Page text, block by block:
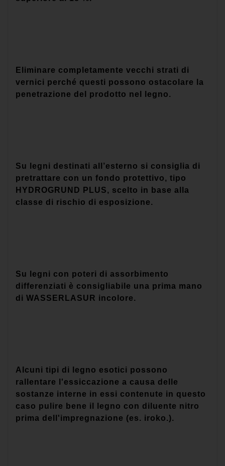
Eliminare completamente vecchi strati di
vernici perché questi possono ostacolare la
penetrazione del prodotto nel legno.
Su legni destinati all’esterno si consiglia di
pretrattare con un fondo protettivo, tipo
HYDROGRUND PLUS, scelto in base alla
classe di rischio di esposizione.
Su legni con poteri di assorbimento
differenziati è consigliabile una prima mano
di WASSERLASUR incolore.
Alcuni tipi di legno esotici possono
rallentare l'essiccazione a causa delle
sostanze interne in essi contenute in questo
caso pulire bene il legno con diluente nitro
prima dell'impregnazione (es. iroko.).